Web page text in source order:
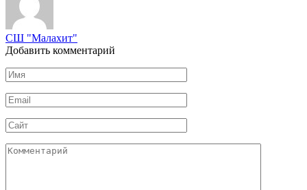
СШ "Малахит"
Добавить комментарий
Имя
*
Email
*
Сайт
Комментарий